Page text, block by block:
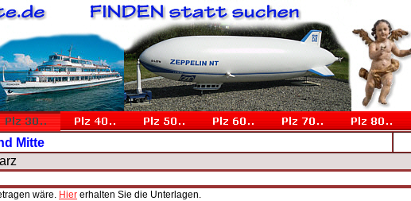
Mitte
wäre. Hier erhalten Sie die Unterlagen.